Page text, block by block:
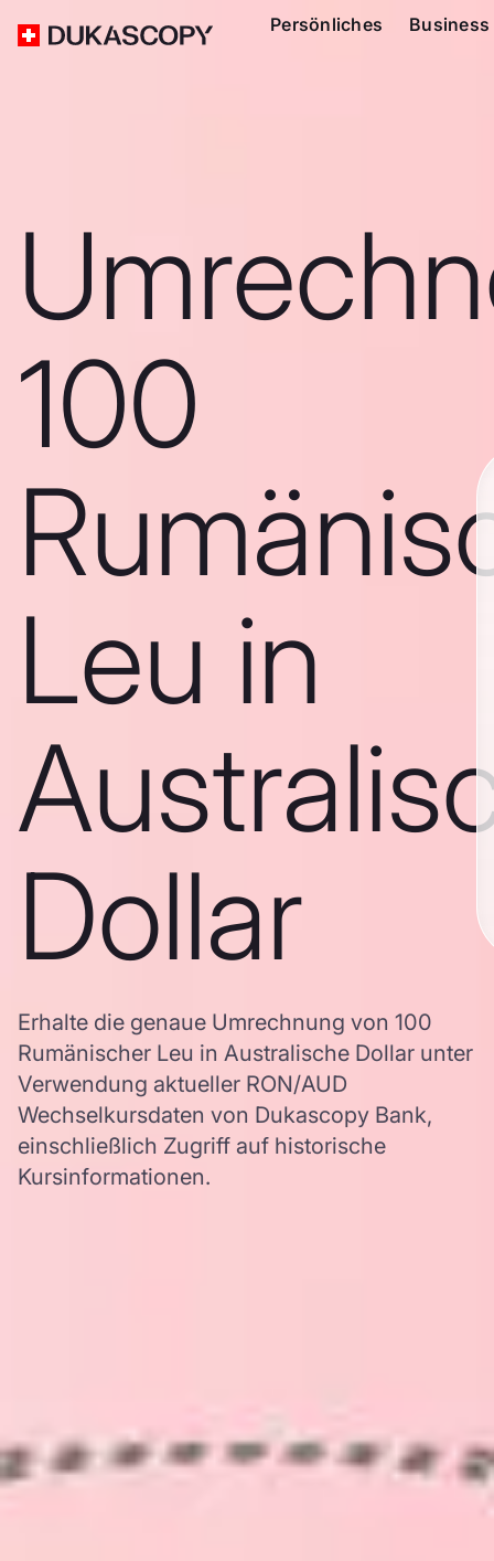
Persönliches Business
100
Leu in
Dollar
Erhalte die genaue Umrechnung von 100
Rumänischer Leu in Australische Dollar unter
Verwendung aktueller RON/AUD
Wechselkursdaten von Dukascopy Bank,
einschließlich Zugriff auf historische
Kursinformationen.